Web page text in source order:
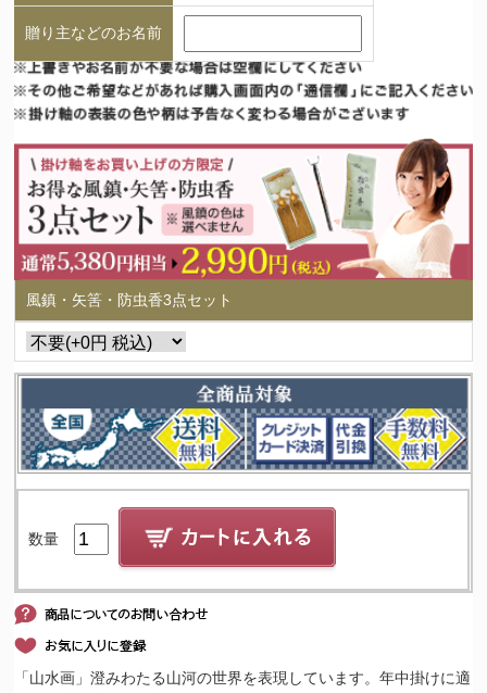
贈り主などのお名前
風鎮・矢筈・防虫香3点セット
数量
「山水画」澄みわたる山河の世界を表現しています。年中掛けに適